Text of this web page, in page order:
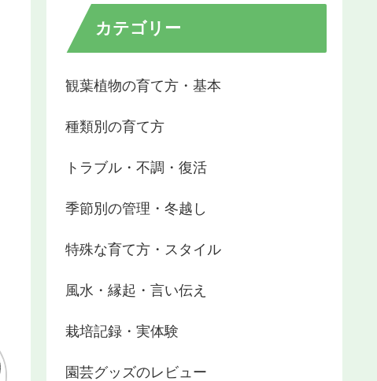
カテゴリー
観葉植物の育て方・基本
種類別の育て方
トラブル・不調・復活
季節別の管理・冬越し
特殊な育て方・スタイル
風水・縁起・言い伝え
栽培記録・実体験
園芸グッズのレビュー